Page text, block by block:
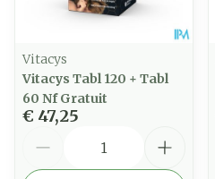
Vitacys
Vitacys Tabl 120 + Tabl
60 Nf Gratuit
€ 47,25